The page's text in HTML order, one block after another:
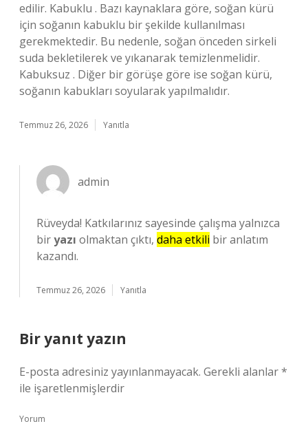
edilir. Kabuklu . Bazı kaynaklara göre, soğan kürü
için soğanın kabuklu bir şekilde kullanılması
gerekmektedir. Bu nedenle, soğan önceden sirkeli
suda bekletilerek ve yıkanarak temizlenmelidir.
Kabuksuz . Diğer bir görüşe göre ise soğan kürü,
soğanın kabukları soyularak yapılmalıdır.
Temmuz 26, 2026 Yanıtla
admin
Rüveyda! Katkılarınız sayesinde çalışma yalnızca
biryazı olmaktan çıktı, daha etkili bir anlatım
kazandı.
Temmuz 26, 2026 Yanıtla
Bir yanıt yazın
E-posta adresiniz yayınlanmayacak. Gerekli alanlar*
ile işaretlenmişlerdir
Yorum